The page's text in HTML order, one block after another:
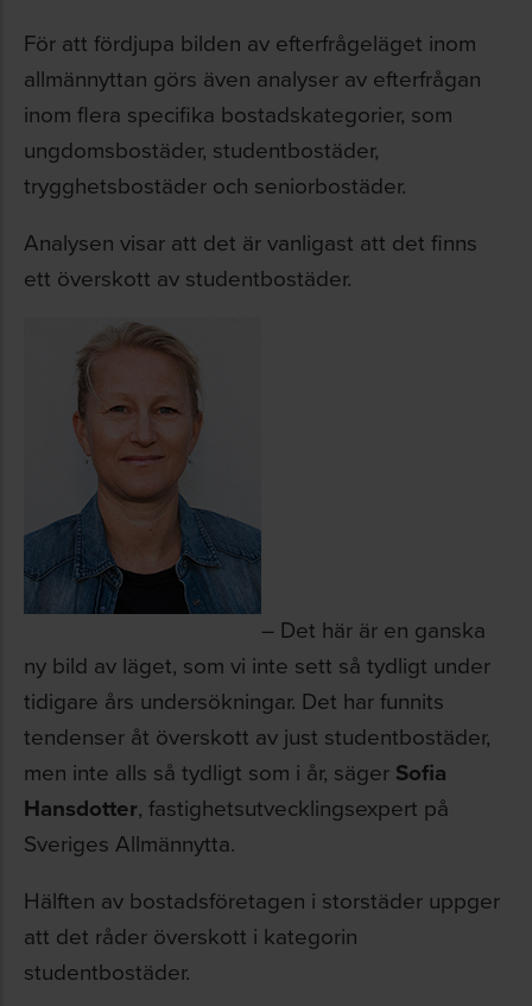
För att fördjupa bilden av efterfrågeläget inom
allmännyttan görs även analyser av efterfrågan
inom flera specifika bostadskategorier, som
ungdomsbostäder, studentbostäder,
trygghetsbostäder och seniorbostäder.
Analysen visar att det är vanligast att det finns
ett överskott av studentbostäder.
– Det här är en ganska
ny bild av läget, som vi inte sett så tydligt under
tidigare års undersökningar. Det har funnits
tendenser åt överskott av just studentbostäder,
men inte alls så tydligt som i år, säger Sofia
Hansdotter, fastighetsutvecklingsexpert på
Sveriges Allmännytta.
Hälften av bostadsföretagen i storstäder uppger
att det råder överskott i kategorin
studentbostäder.